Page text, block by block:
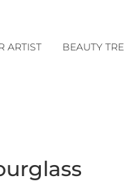
ARTIST BEAUTY